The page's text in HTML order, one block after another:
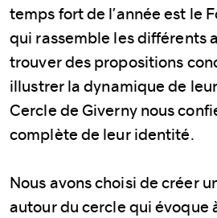
temps fort de l’année est le
qui rassemble les différents
trouver des propositions
illustrer la dynamique de
Cercle de Giverny nous
complète de leur identité.
Nous avons choisi de créer
autour du cercle qui évoque